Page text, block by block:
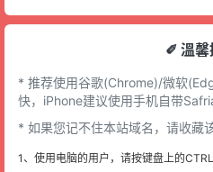
✐ 溫馨
* 推荐使用谷歌(Chrome)/微软
快，iPhone建议使用手机自带
* 如果您记不住本站域名，请收藏
1、使用电脑的用户，请按键盘上的